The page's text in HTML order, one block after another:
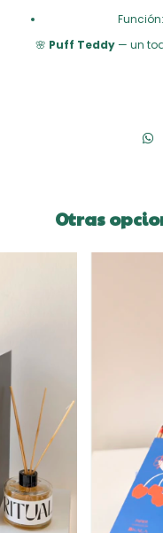
Función:
🌸 Puff Teddy— un
Otras